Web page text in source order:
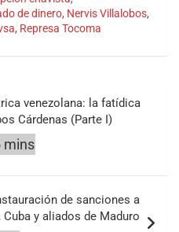
de dinero, Nervis Villalobos,
, Represa Tocoma
venezolana: la fatídica
Cárdenas (Parte I)
de sanciones a
y aliados de Maduro